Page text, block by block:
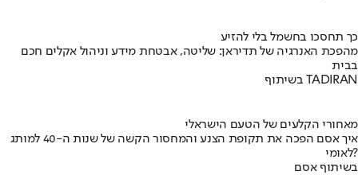
כך תחסכו בחשמל בלי להזיע
מהפכת האנרגיה של תדיראן: שליטה, אבטחת מידע וניהול אקלים חכם
בבית
בשיתוף TADIRAN
מאחורי הקלעים של הטעם הישראלי
איך אסם הפכה את תקופת הצנע והמחסור הקשה של שנות ה-40 למותג
לאומי?
בשיתוף אסם